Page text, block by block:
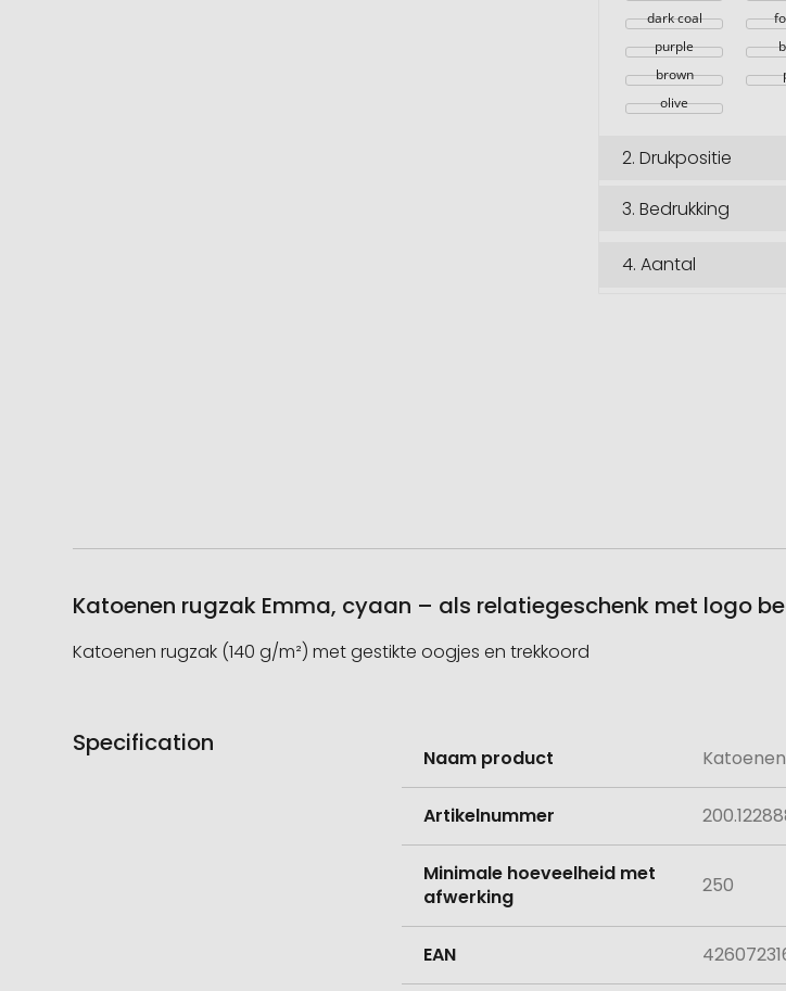
dark coal
purple
brown
olive
2.Drukpositie
3.Bedrukking
4.Aantal
Katoenen rugzak Emma, cyaan – als relatiegeschenk met logo
Katoenen rugzak (140 g/m²) met gestikte oogjes en trekkoord
Specification
informatie
Naam product
Artikelnummer
Minimale hoeveelheid met
afwerking
250
EAN